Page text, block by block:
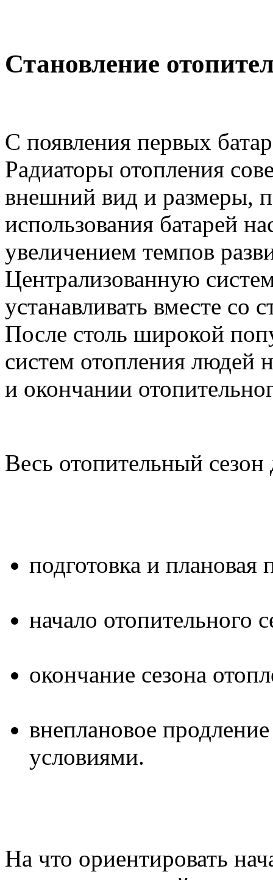
Становление
С появления первых
Радиаторы отопления
внешний вид и размеры,
использования батарей
увеличением темпов
Централизованную
устанавливать вместе со
После столь широкой
систем отопления людей
и окончании
Весь отопительный сезон
подготовка и плановая
начало отопительного
окончание сезона
внеплановое
условиями.
На что ориентировать